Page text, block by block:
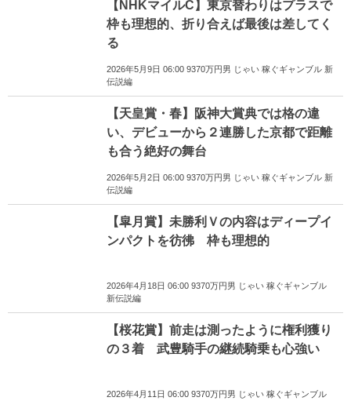
【NHKマイルC】東京替わりはプラスで
枠も理想的、折り合えば最後は差してく
る
2026年5月9日 06:00 9370万円男 じゃい 稼ぐギャンブル 新
伝説編
【天皇賞・春】阪神大賞典では格の違
い、デビューから２連勝した京都で距離
も合う絶好の舞台
2026年5月2日 06:00 9370万円男 じゃい 稼ぐギャンブル 新
伝説編
【皐月賞】未勝利Ｖの内容はディープイ
ンパクトを彷彿 枠も理想的
2026年4月18日 06:00 9370万円男 じゃい 稼ぐギャンブル
新伝説編
【桜花賞】前走は測ったように権利獲り
の３着 武豊騎手の継続騎乗も心強い
2026年4月11日 06:00 9370万円男 じゃい 稼ぐギャンブル